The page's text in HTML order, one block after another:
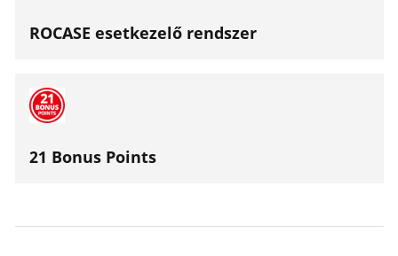
ROCASE esetkezelő rendszer
21 Bonus Points